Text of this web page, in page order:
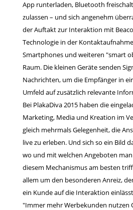
App runterladen, Bluetooth
zulassen – und sich angenehm
der Auftakt zur Interaktion mit
Technologie in der
Smartphones und weiteren "smart
Raum. Die kleinen Geräte senden
Nachrichten, um die Empfänger in
Umfeld auf zusätzlich relevante
Bei PlakaDiva 2015 haben die
Marketing, Media und Kreation im
gleich mehrmals Gelegenheit, die
live zu erleben. Und sich so ein Bild
wo und mit welchen Angeboten
diesem Mechanismus am besten
allem um den besonderen Anreiz,
ein Kunde auf die Interaktion
"Immer mehr Werbekunden nutzen